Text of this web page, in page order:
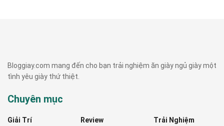
Bloggiay.com mang đến cho bạn trải nghiệm ăn giày ngủ giày một
tình yêu giày thứ thiệt.
Chuyên mục
Giải Trí
Review
Trải Nghiệm